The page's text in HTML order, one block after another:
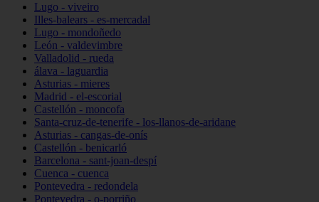
Lugo - viveiro
Illes-balears - es-mercadal
Lugo - mondoñedo
León - valdevimbre
Valladolid - rueda
álava - laguardia
Asturias - mieres
Madrid - el-escorial
Castellón - moncofa
Santa-cruz-de-tenerife - los-llanos-de-aridane
Asturias - cangas-de-onís
Castellón - benicarló
Barcelona - sant-joan-despí
Cuenca - cuenca
Pontevedra - redondela
Pontevedra - o-porriño